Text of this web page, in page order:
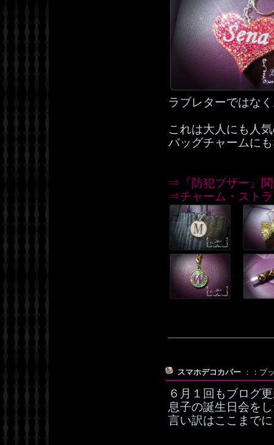
ラブレターではな
これは大人にも人
バッグチャームに
⇒『防犯ブザー』
⇒チャーム・スト
スマホデコカバー ：：プ
６月１回もブログ
息子の誕生日会を
言い訳はここまで